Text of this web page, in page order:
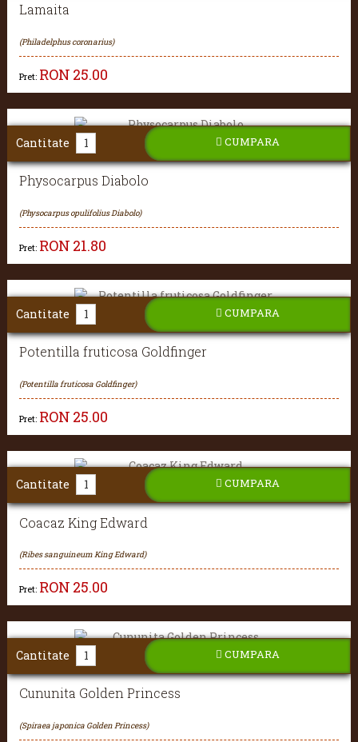
Lamaita
(Philadelphus coronarius)
Pret: RON 25.00
Physocarpus Diabolo
(Physocarpus opulifolius Diabolo)
Pret: RON 21.80
Cantitate CUMPARA
Potentilla fruticosa Goldfinger
(Potentilla fruticosa Goldfinger)
Pret: RON 25.00
Cantitate CUMPARA
Coacaz King Edward
(Ribes sanguineum King Edward)
Pret: RON 25.00
Cantitate CUMPARA
Cununita Golden Princess
(Spiraea japonica Golden Princess)
Cantitate CUMPARA